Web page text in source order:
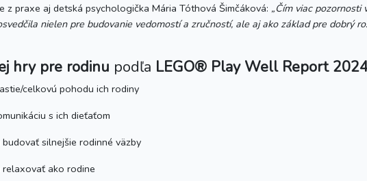
praxe aj detská psychologička Mária Tóthová Šimčáková: „Čím viac pozornosti
nielen pre budovanie vedomostí a zručností, ale aj ako základ pre dobrý
hry pre rodinu podľa LEGO® Play Well Report
celkovú pohodu ich rodiny
s ich dieťaťom
silnejšie rodinné väzby
relaxovať ako rodine